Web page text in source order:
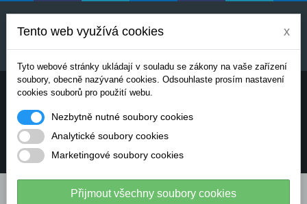
Uvedené ceny jsou orientační a mohou se měnit v
závislosti na aktuálních cenách výrobců a
dodavatelů. Pro přesnou cenovou nabídku prosím
Potřebujete poradit? Chcete objednávat telefonicky:
info@dataflex-security.com
Tento web využívá cookies x
Tyto webové stránky ukládají v souladu se zákony na vaše zařízení
soubory, obecně nazývané cookies. Odsouhlaste prosím nastavení
cookies souborů pro použití webu.
Nezbytně nutné soubory cookies
Analytické soubory cookies
Marketingové soubory cookies
Přijmout všechny soubory cookies